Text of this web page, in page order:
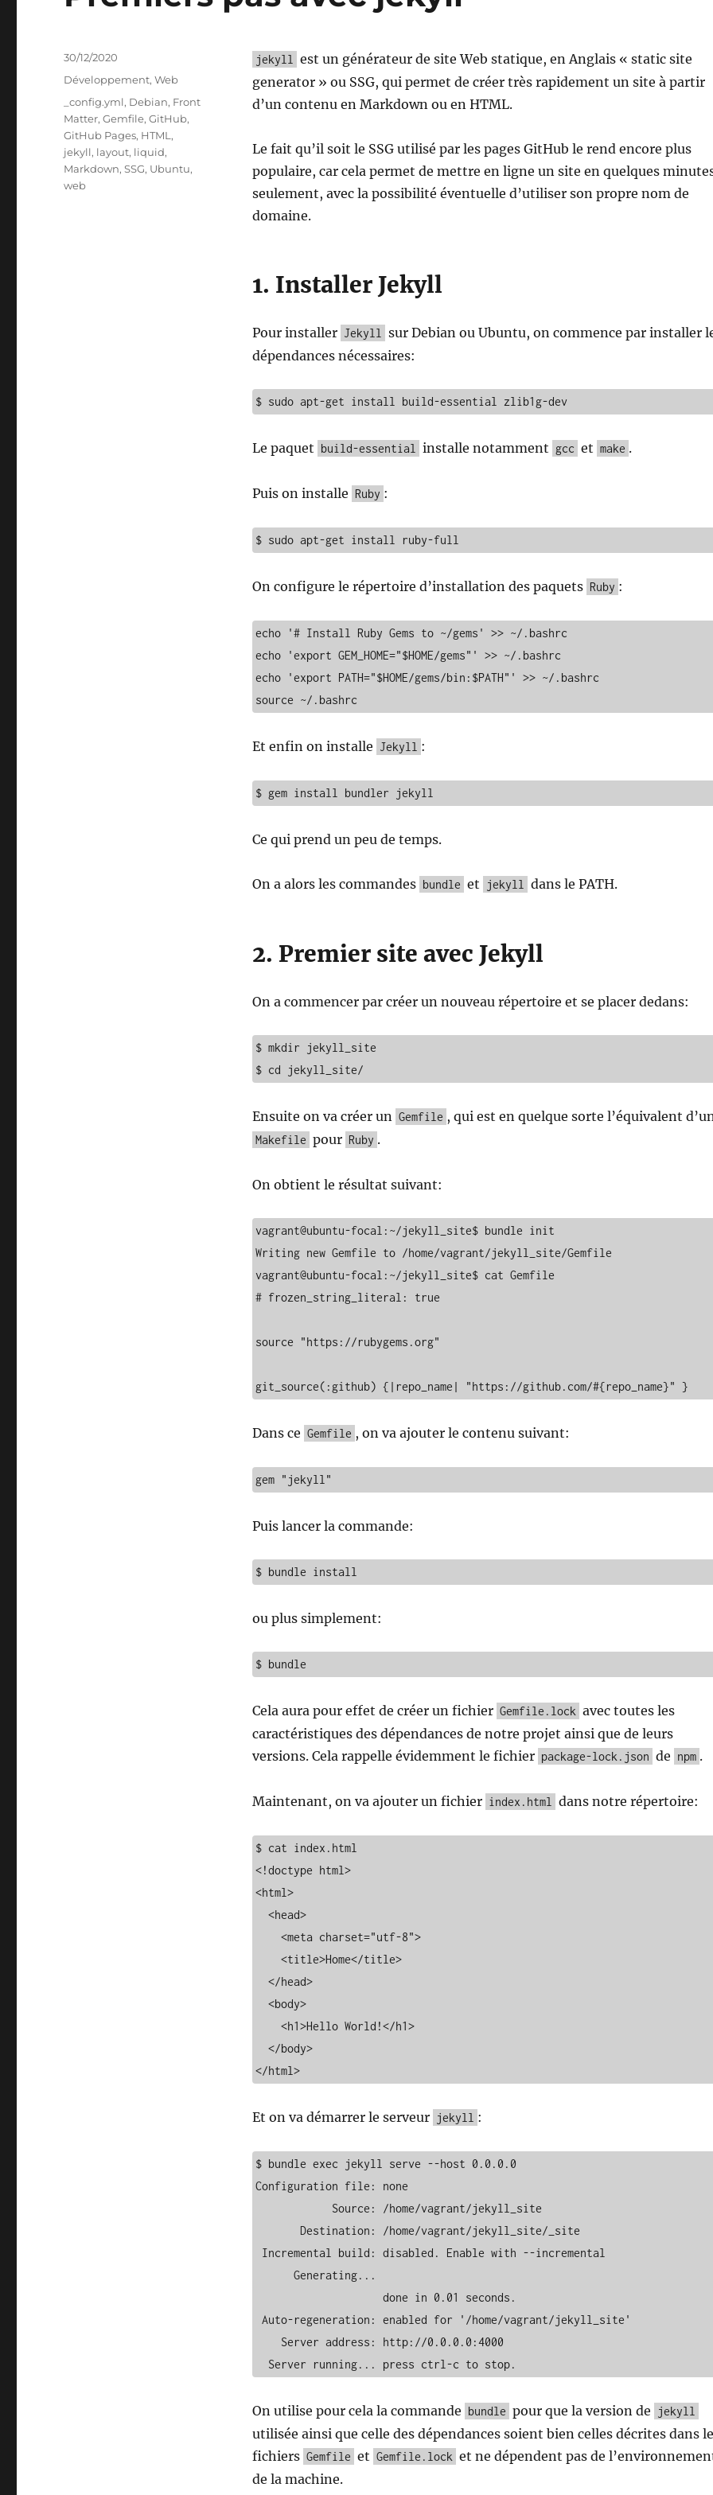
jekyll
est un générateur de site Web statique, en Anglais « static site
generator » ou SSG, qui permet de créer très rapidement un site à partir
d’un contenu en Markdown ou en HTML.
Le fait qu’il soit le SSG utilisé par les pages GitHub le rend encore plus
populaire, car cela permet de mettre en ligne un site en quelques
seulement, avec la possibilité éventuelle d’utiliser son propre nom de
domaine.
1. Installer Jekyll
Pour installer Jekyll
sur Debian ou Ubuntu, on commence par installer
dépendances nécessaires:
$ sudo apt-get install build-essential zlib1g-dev
Le paquet build-essential installe notamment gcc et make .
Puis on installe Ruby :
$ sudo apt-get install ruby-full
On configure le répertoire d’installation des paquets Ruby :
echo '# Install Ruby Gems to ~/gems' >> ~/.bashrc
echo 'export GEM_HOME="$HOME/gems"' >> ~/.bashrc
echo 'export PATH="$HOME/gems/bin:$PATH"' >> ~/.bashrc
source ~/.bashrc
Et enfin on installe Jekyll :
$ gem install bundler jekyll
Ce qui prend un peu de temps.
On a alors les commandes bundle et jekyll dans le PATH.
2. Premier site avec Jekyll
On a commencer par créer un nouveau répertoire et se placer dedans:
$ mkdir jekyll_site
$ cd jekyll_site/
Ensuite on va créer un Gemfile , qui est en quelque sorte l’équivalent
Makefile pour Ruby .
On obtient le résultat suivant:
vagrant@ubuntu-focal:~/jekyll_site$ bundle init
Writing new Gemfile to /home/vagrant/jekyll_site/Gemfile
vagrant@ubuntu-focal:~/jekyll_site$ cat Gemfile
# frozen_string_literal: true
source "https://rubygems.org"
git_source(:github) {|repo_name| "https://github.com/#{repo_name}" }
Dans ce Gemfile , on va ajouter le contenu suivant:
gem "jekyll"
Puis lancer la commande:
$ bundle install
ou plus simplement:
$ bundle
Cela aura pour effet de créer un fichier Gemfile.lock avec toutes les
caractéristiques des dépendances de notre projet ainsi que de leurs
versions. Cela rappelle évidemment le fichier package-lock.json de npm .
Maintenant, on va ajouter un fichier index.html dans notre répertoire:
$ cat index.html
<!doctype html>
<html>
</html>
Et on va démarrer le serveur jekyll :
$ bundle exec jekyll serve --host 0.0.0.0
Configuration file: none
  Server running... press ctrl-c to stop.
On utilise pour cela la commande bundle pour que la version de jekyll
utilisée ainsi que celle des dépendances soient bien celles décrites dans
fichiers Gemfile et Gemfile.lock et ne dépendent pas de
de la machine.
Publié
30/12/2020
Catégories
Développement,Web
Étiquettes
_config.yml, Debian, Front
Matter,Gemfile,GitHub,
GitHub Pages, HTML ,
jekyll, layout, liquid,
Markdown,SSG, Ubuntu,
web